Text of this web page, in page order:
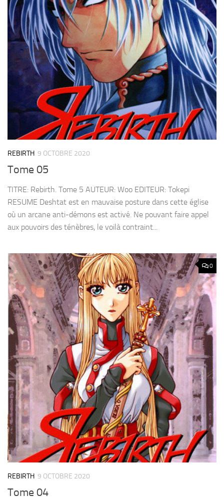
REBIRTH 9 OCTOBRE 2020
Tome 05
TITRE: Rebirth. Tome 5 AUTEUR: Woo EDITEUR: Tokepi
RESUME Deshtat est en mauvaise posture dans cette église
où un arcane anti-démons est activé. Ne pouvant faire appel
aux pouvoirs des ténèbres, le voilà contraint...
0
REBIRTH 9 OCTOBRE 2020
Tome 04